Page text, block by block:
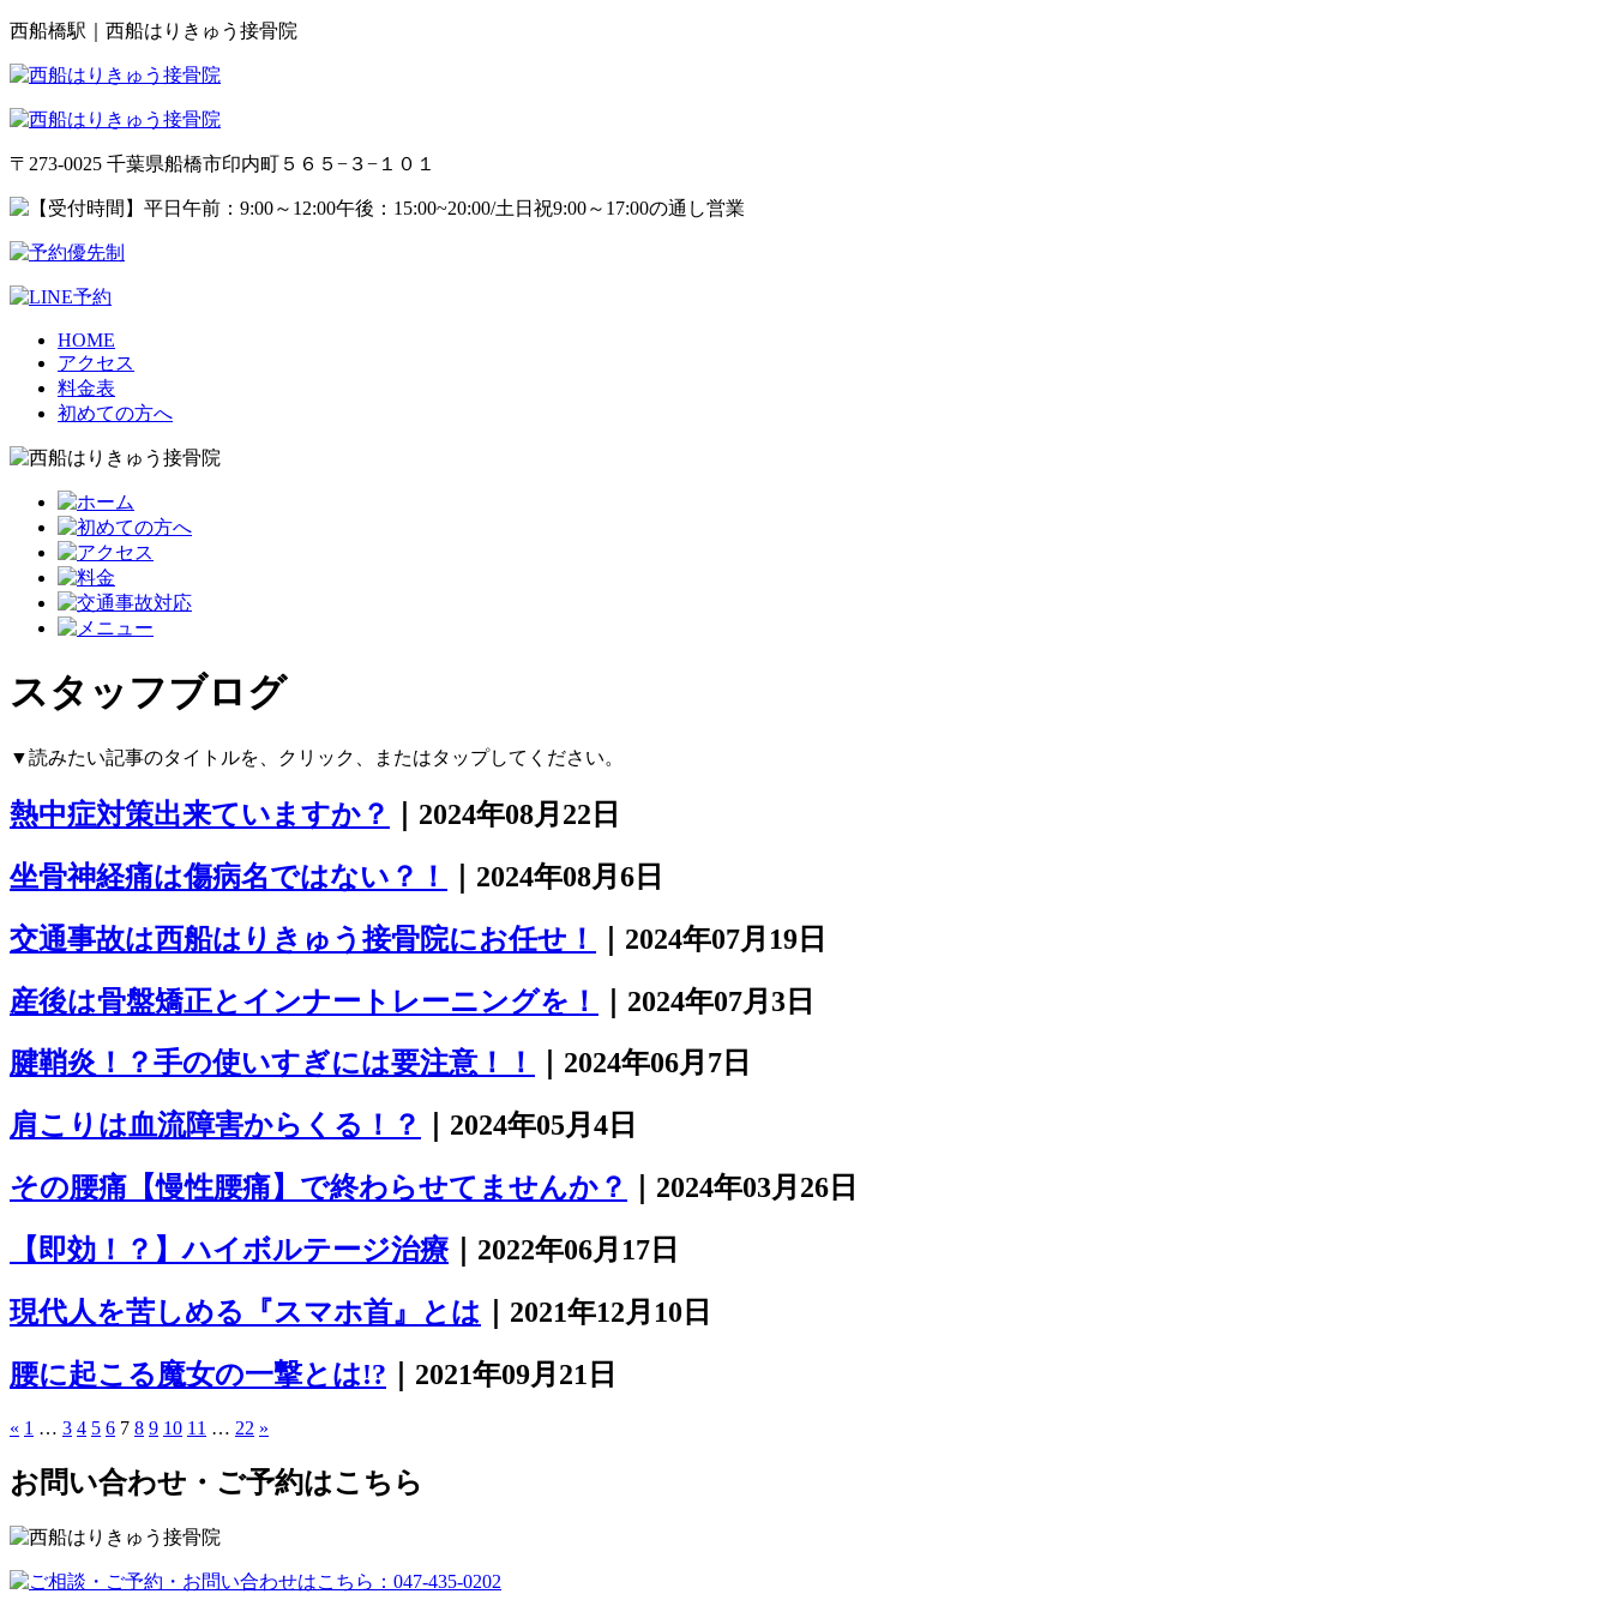
西船橋駅｜西船はりきゅう接骨院
〒273-0025 千葉県船橋市印内町５６５−３−１０１
HOME
アクセス
料金表
初めての方へ
スタッフブログ
▼読みたい記事のタイトルを、クリック、またはタップしてください。
熱中症対策出来ていますか？
｜2024年08月22日
坐骨神経痛は傷病名ではない？！
｜2024年08月6日
交通事故は西船はりきゅう接骨院にお任せ！
｜2024年07月19日
産後は骨盤矯正とインナートレーニングを！
｜2024年07月3日
腱鞘炎！？手の使いすぎには要注意！！
｜2024年06月7日
肩こりは血流障害からくる！？
｜2024年05月4日
その腰痛【慢性腰痛】で終わらせてませんか？
｜2024年03月26日
【即効！？】ハイボルテージ治療｜2022年06月17日
現代人を苦しめる『スマホ首』とは ｜2021年12月10日
腰に起こる魔女の一撃とは!? ｜2021年09月21日
« 1 … 3 4 5 6 7 8 9 10 11 … 22 »
お問い合わせ・ご予約はこちら